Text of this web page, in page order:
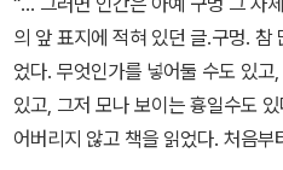
을 놓아 버릴까 하는 충동도 들었
성공한 적이 없었다. -215∼216쪽 ‘나’는 스스로 생각해도 복잡하고
음흉한 인간이어서 기진이들이 어
놓는 앞에서도 여전히 자랑스러운
라면 부끄러워 데려가지도 못할 ‘
지도 못했다. 늘 어정쩡한 자세로,
음을 닫아버리고 말았다.이런 상태
생겼다. 결코 메울 수 없는, 뚜껑으
사람의 몸에 구멍이 몇 개냐고 질
인자가 된다. 그래, 난 한 번쯤 인간
병신같이 당하란 법은 없으니까. 인
마다 죽을 듯이 맞으면서도 다음
이잖아. (227쪽) 자식은 그 부모가
여겼던 누나마저 변해 전처럼 소년
들고 증오의 말을 뱉어내는 대신,
일부라고 상상하며 다른 안식처를
다 연극을 하겠다며 집을 나가서는
로 돌아온다. 집에서는 폭군처럼
의 앞 표지에 적혀 있던 글.구멍. 참
었다. 무엇인가를 넣어둘 수도 있
있고, 그저 모나 보이는 흉일수도
어버리지 않고 책을 읽었다. 처음